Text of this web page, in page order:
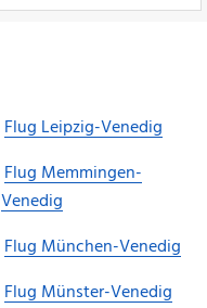
Flug Leipzig-Venedig
Flug Memmingen-
Venedig
Flug München-Venedig
Flug Münster-Venedig